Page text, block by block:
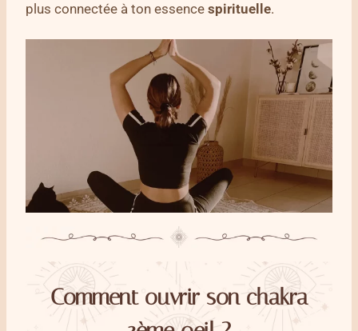
plus connectée à ton essence spirituelle.
Comment ouvrir son chakra